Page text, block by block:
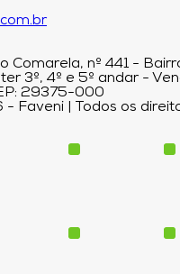
Comarela, nº 441 -
3º, 4º e 5º andar -
29375-000
Faveni | Todos os